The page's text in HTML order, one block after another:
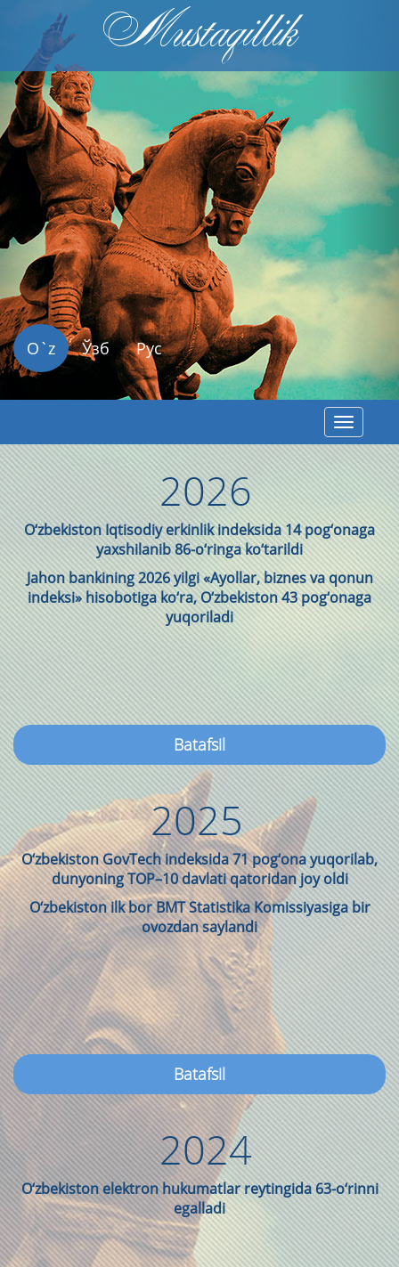
Mustaqillik
Previous
O`z Ўзб Рус
Toggle
2026
O‘zbekiston Iqtisodiy erkinlik indeksida 14 pog‘onaga
yaxshilanib 86-o‘ringa ko‘tarildi
Jahon bankining 2026 yilgi «Ayollar, biznes va qonun
indeksi» hisobotiga ko‘ra, O‘zbekiston 43 pog‘onaga
yuqoriladi
Batafsil
2025
O‘zbekiston GovTech indeksida 71 pog‘ona yuqorilab,
dunyoning TOP–10 davlati qatoridan joy oldi
O‘zbekiston ilk bor BMT Statistika Komissiyasiga bir
ovozdan saylandi
Batafsil
2024
O‘zbekiston elektron hukumatlar reytingida 63-o‘rinni
egalladi